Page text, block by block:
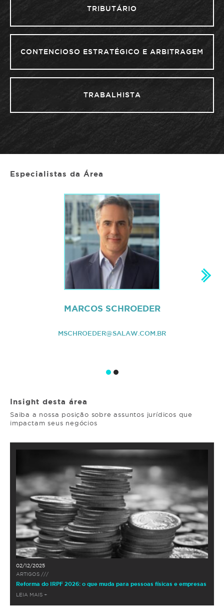
TRIBUTÁRIO
CONTENCIOSO ESTRATÉGICO E ARBITRAGEM
TRABALHISTA
Especialistas da Área
MARCOS SCHROEDER
MSCHROEDER@SALAW.COM.BR
Insight desta área
Saiba a nossa posição sobre assuntos jurídicos que
impactam seus negócios
02/12/2025
ARTIGOS ///
Reforma do IRPF 2026: o que muda para pessoas físicas e empresas
LEIA MAIS +